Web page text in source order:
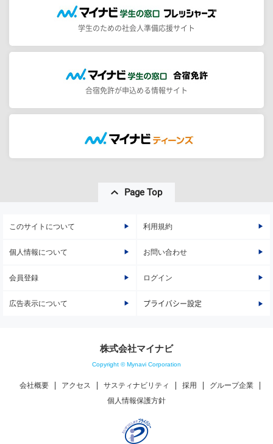
学生のための社会人準備応援サイト
合宿免許が申込める情報サイト
Page Top
このサイトについて 利用規約
個人情報について お問い合わせ
会員登録 ログイン
広告表示について プライバシー設定
株式会社マイナビ
Copyright © Mynavi Corporation
会社概要 アクセス サスティナビリティ 採用
グループ企業
個人情報保護方針